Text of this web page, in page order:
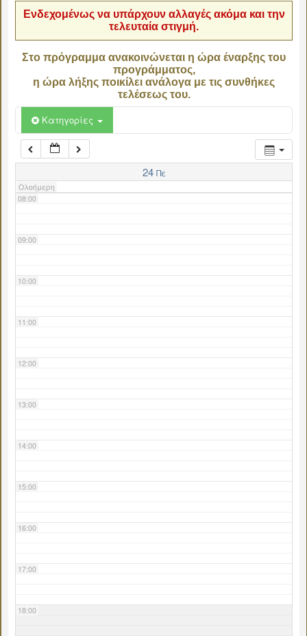
Ενδεχομένως να υπάρχουν αλλαγές ακόμα και την
τελευταία στιγμή.
Στο πρόγραμμα ανακοινώνεται η ώρα έναρξης του
προγράμματος,
η ώρα λήξης ποικίλει ανάλογα με τις συνθήκες
τελέσεως του.
Κατηγορίες
24 Πε
Ολοήμερη
06:00
07:00
08:00
09:00
10:00
11:00
12:00
13:00
14:00
15:00
16:00
17:00
18:00